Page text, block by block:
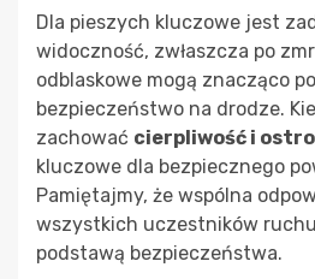
Dla pieszych kluczowe jest
widoczność, zwłaszcza po
odblaskowe mogą znacząco
bezpieczeństwo na drodze.
zachować cierpliwość i
kluczowe dla bezpiecznego
Pamiętajmy, że wspólna
wszystkich uczestników
podstawą bezpieczeństwa.